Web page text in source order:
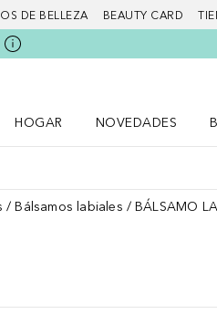
DE BELLEZA BEAUTY CARD
HOGAR
NOVEDADES
Bálsamos labiales BÁLSAMO